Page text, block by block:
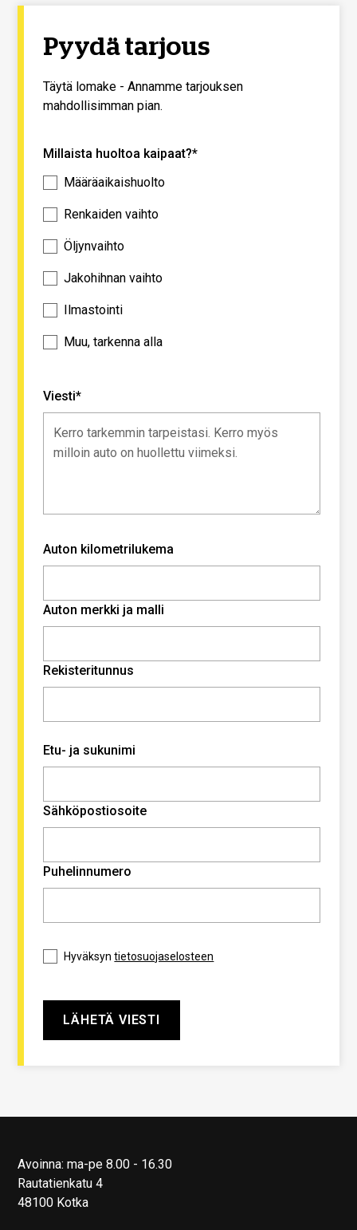
Pyydä tarjous
Täytä lomake - Annamme tarjouksen
mahdollisimman pian.
Millaista huoltoa kaipaat?*
Määräaikaishuolto
Renkaiden vaihto
Öljynvaihto
Jakohihnan vaihto
Ilmastointi
Muu, tarkenna alla
Viesti*
Auton kilometrilukema
Auton merkki ja malli
Rekisteritunnus
Etu- ja sukunimi
Sähköpostiosoite
Puhelinnumero
Hyväksyntietosuojaselosteen
Avoinna: ma-pe 8.00 - 16.30
Rautatienkatu 4
48100 Kotka